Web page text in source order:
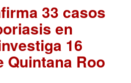
33 casos
en
16
Quintana Roo